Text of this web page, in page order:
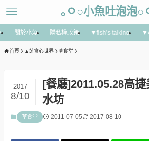
｡ㅇ○小魚吐泡泡○
關於小魚 隱私權政策 ▼fish’s talking ▼
首頁 ▲蔬食心世界 草食堂
[餐廳]2011.05.28高
水坊
2017
8/10
草食堂 2011-07-05 2017-08-10